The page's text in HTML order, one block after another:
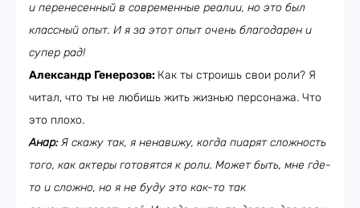
и перенесенный в современные реалии, но это был
классный опыт. И я за этот опыт очень благодарен и
супер рад!
Александр Генерозов: Как ты строишь свои роли? Я
читал, что ты не любишь жить жизнью персонажа. Что
это плохо.
Анар:Я скажу так, я ненавижу, когда пиарят сложность
того, как актеры готовятся к роли. Может быть, мне где-
то и сложно, но я не буду это как-то так